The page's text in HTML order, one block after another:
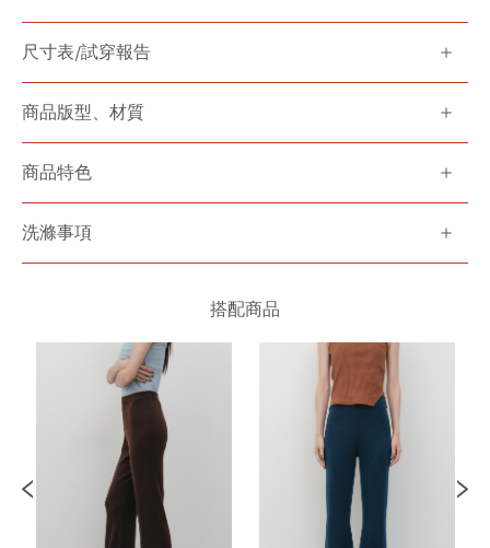
尺寸表/試穿報告
商品版型、材質
商品特色
洗滌事項
搭配商品